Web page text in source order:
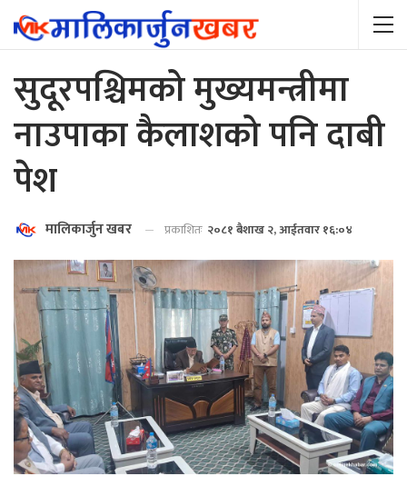
सुदूरपश्चिमको मुख्यमन्त्रीमा
नाउपाका कैलाशको पनि दाबी
पेश
मालिकार्जुन खबर प्रकाशितः २०८१ बैशाख २, आईतवार १६:०४